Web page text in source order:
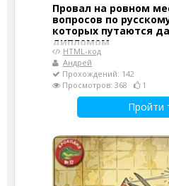
Провал на ровном
вопросов по
которых путаются
дипломом
HTML-код
Андрей
Прохождений: 142
Просмотров: 368
1
Пройти